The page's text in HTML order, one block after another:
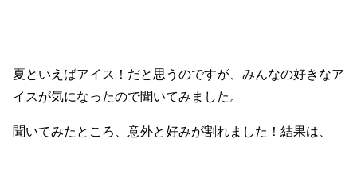
夏といえばアイス！だと思うのですが、みんなの好きなア
イスが気になったので聞いてみました。
聞いてみたところ、意外と好みが割れました！結果は、